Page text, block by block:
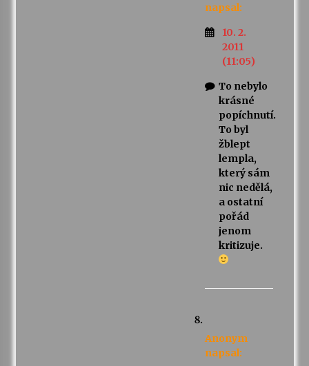
napsal:
10. 2.
2011
(11:05)
To nebylo
krásné
popíchnutí.
To byl
žblept
lempla,
který sám
nic nedělá,
a ostatní
pořád
jenom
kritizuje.
Anonym
napsal: